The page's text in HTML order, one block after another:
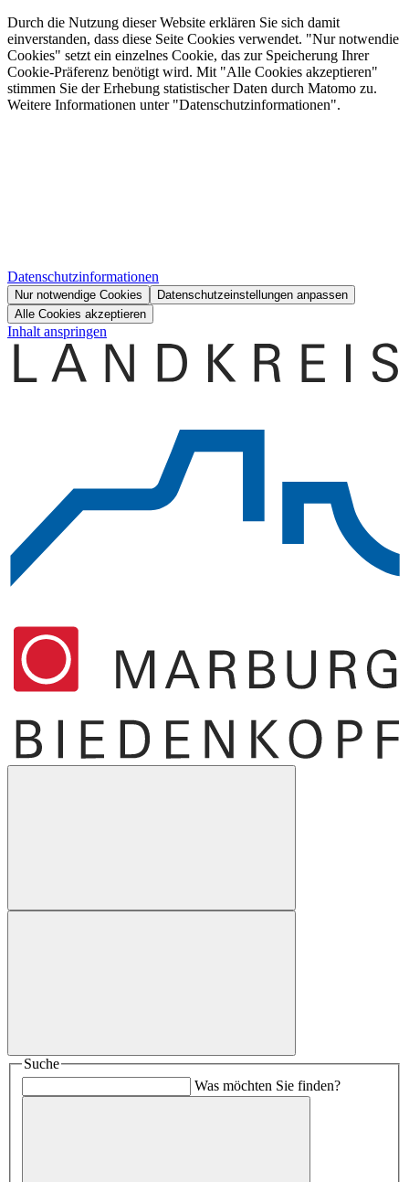
Durch die Nutzung dieser Website erklären Sie sich damit
einverstanden, dass diese Seite Cookies verwendet. "Nur notwendie
Cookies" setzt ein einzelnes Cookie, das zur Speicherung Ihrer
Cookie-Präferenz benötigt wird. Mit "Alle Cookies akzeptieren"
stimmen Sie der Erhebung statistischer Daten durch Matomo zu.
Weitere Informationen unter "Datenschutzinformationen".
Datenschutzinformationen
Nur notwendige Cookies
Datenschutzeinstellungen anpassen
Alle Cookies akzeptieren
Inhalt anspringen
Suche
Was möchten Sie finden?